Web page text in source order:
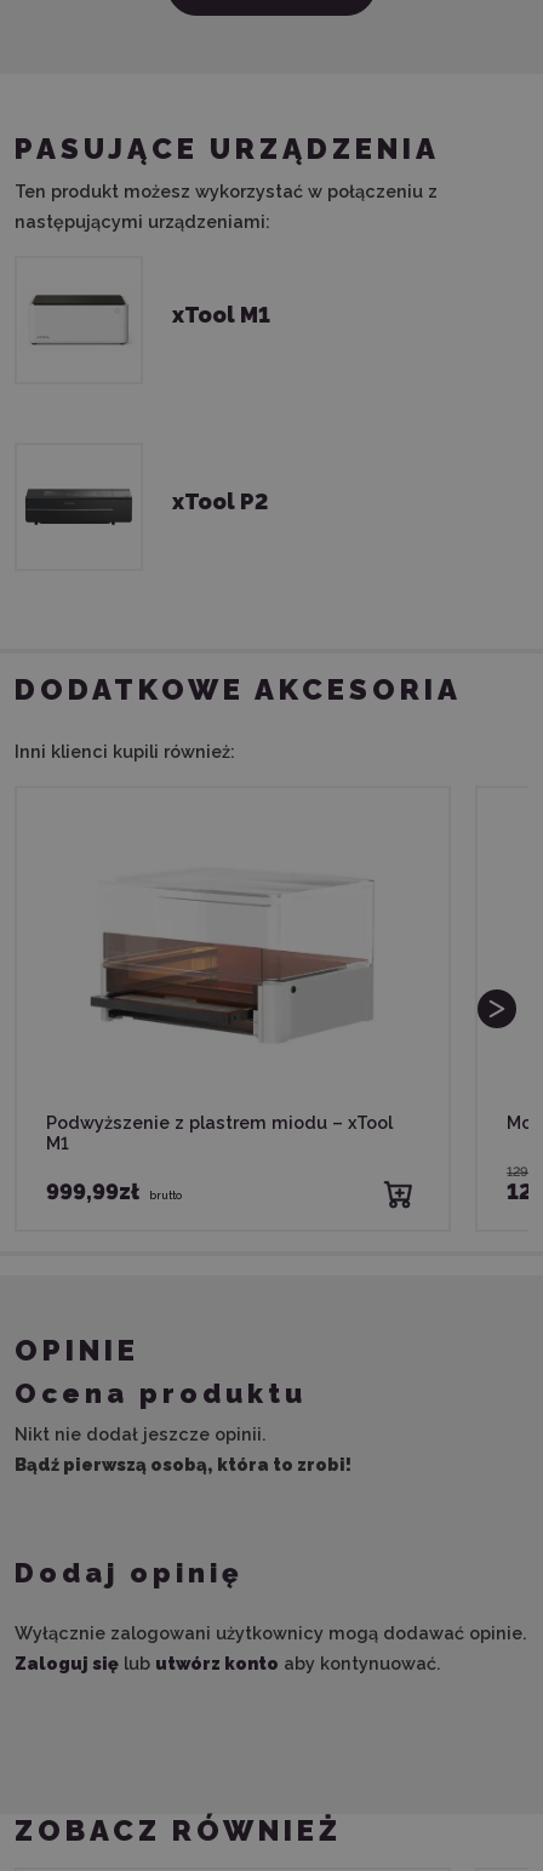
PASUJĄCE URZĄDZENIA
Ten produkt możesz wykorzystać w połączeniu z
następującymi urządzeniami:
xTool M1
xTool P2
DODATKOWE AKCESORIA
Inni klienci kupili również:
Podwyższenie z plastrem miodu – xTool
M1
999,99zł brutto
OPINIE
Ocena produktu
Nikt nie dodał jeszcze opinii.
Bądź pierwszą osobą, która to zrobi!
Dodaj opinię
Wyłącznie zalogowani użytkownicy mogą dodawać opinie.
Zaloguj się lub utwórz konto aby kontynuować.
ZOBACZ RÓWNIEŻ